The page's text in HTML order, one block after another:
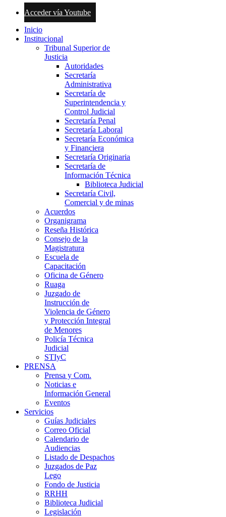
Acceder vía Youtube
Inicio
Institucional
Tribunal Superior de
Justicia
Autoridades
Secretaría
Administrativa
Secretaría de
Superintendencia y
Control Judicial
Secretaría Penal
Secretaría Laboral
Secretaría Económica
y Financiera
Secretaría Originaria
Secretaría de
Información Técnica
Biblioteca Judicial
Secretaría Civil,
Comercial y de minas
Acuerdos
Organigrama
Reseña Histórica
Consejo de la
Magistratura
Escuela de
Capacitación
Oficina de Género
Ruaga
Juzgado de
Instrucción de
Violencia de Género
y Protección Integral
de Menores
Policía Técnica
Judicial
STIyC
PRENSA
Prensa y Com.
Noticias e
Información General
Eventos
Servicios
Guías Judiciales
Correo Oficial
Calendario de
Audiencias
Listado de Despachos
Juzgados de Paz
Lego
Fondo de Justicia
RRHH
Biblioteca Judicial
Legislación